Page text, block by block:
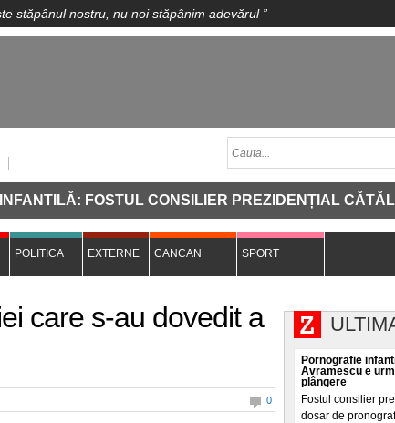
stăpânul nostru, nu noi stăpânim adevărul”
FOSTUL CONSILIER PREZIDENȚIAL CĂTĂLIN
POLITICA EXTERNE CANCAN SPORT
care s-au dovedit a
0
Pornografie
Avramescu e
plângere
Fostul consilier
dosar de